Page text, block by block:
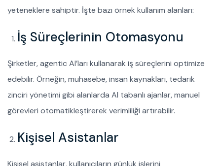
yeteneklere sahiptir. İşte bazı örnek kullanım alanları:
İş Süreçlerinin Otomasyonu
Şirketler, agentic AI’ları kullanarak iş süreçlerini optimize
edebilir. Örneğin, muhasebe, insan kaynakları, tedarik
zinciri yönetimi gibi alanlarda AI tabanlı ajanlar, manuel
görevleri otomatikleştirerek verimliliği artırabilir.
Kişisel Asistanlar
Kişisel asistanlar, kullanıcıların günlük işlerini